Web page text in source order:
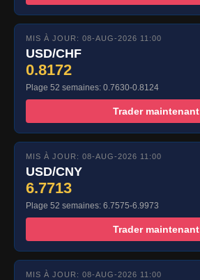
MIS À JOUR: 08-AUG-2026 11:00
USD/CHF
0.8172
Plage 52 semaines: 0.7630-0.8124
Trader maintenant
MIS À JOUR: 08-AUG-2026 11:00
USD/CNY
6.7713
Plage 52 semaines: 6.7575-6.9973
Trader maintenant
MIS À JOUR: 08-AUG-2026 11:00